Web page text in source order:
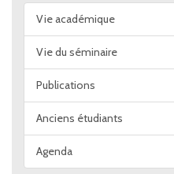
Vie académique
Vie du séminaire
Publications
Anciens étudiants
Agenda